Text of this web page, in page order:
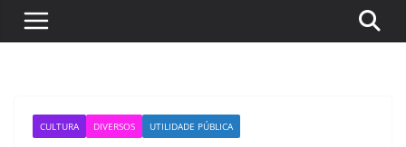
CULTURA DIVERSOS UTILIDADE PÚBLICA